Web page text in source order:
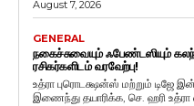
August 7, 2026
GENERAL
நகைச்சுவையும் ஃபேண்டஸியும்
ரசிகர்களிடம் வரவேற்பு!
உத்ரா புரொடக்ஷன்ஸ் மற்றும் டிஜே
இணைந்து தயாரிக்க, செ. ஹரி உத்ரா